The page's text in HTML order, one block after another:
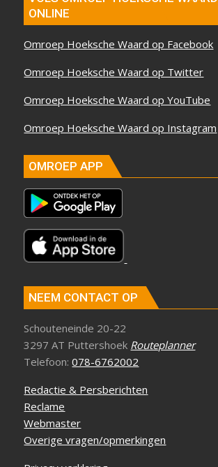
ONLINE
Omroep Hoeksche Waard op Facebook
Omroep Hoeksche Waard op Twitter
Omroep Hoeksche Waard op YouTube
Omroep Hoeksche Waard op Instagram
OMROEP APP
NEEM CONTACT OP
Schouteneinde 20-22
3297 AT Puttershoek Routeplanner
Telefoon:078-6762002
Redactie & Persberichten
Reclame
Webmaster
Overige vragen/opmerkingen